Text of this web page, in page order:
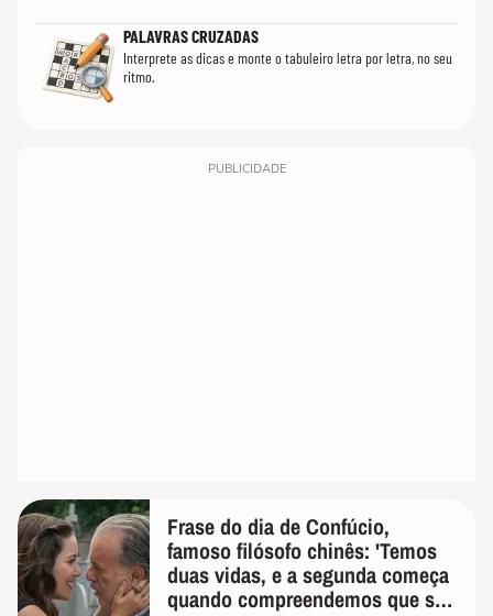
PALAVRAS CRUZADAS
Interprete as dicas e monte o tabuleiro letra por letra, no seu
ritmo.
PUBLICIDADE
Frase do dia de Confúcio,
famoso filósofo chinês: 'Temos
duas vidas, e a segunda começa
quando compreendemos que só